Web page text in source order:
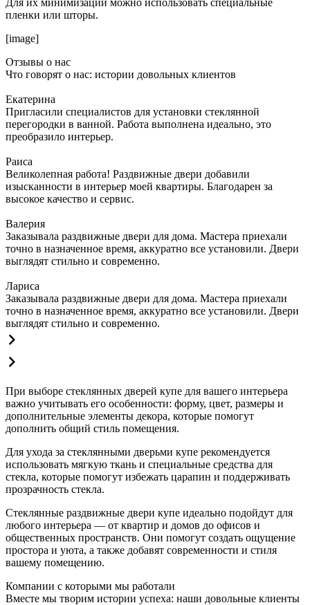
пленки или шторы.
[image]
Отзывы о нас
Что говорят о нас: истории довольных клиентов
Екатерина
Пригласили специалистов для установки стеклянной
перегородки в ванной. Работа выполнена идеально, это
преобразило интерьер.
Раиса
Великолепная работа! Раздвижные двери добавили
изысканности в интерьер моей квартиры. Благодарен за
высокое качество и сервис.
Валерия
Заказывала раздвижные двери для дома. Мастера приехали
точно в назначенное время, аккуратно все установили. Двери
выглядят стильно и современно.
Лариса
Заказывала раздвижные двери для дома. Мастера приехали
точно в назначенное время, аккуратно все установили. Двери
выглядят стильно и современно.
При выборе стеклянных дверей купе для вашего интерьера
важно учитывать его особенности: форму, цвет, размеры и
дополнительные элементы декора, которые помогут
дополнить общий стиль помещения.
Для ухода за стеклянными дверьми купе рекомендуется
использовать мягкую ткань и специальные средства для
стекла, которые помогут избежать царапин и поддерживать
прозрачность стекла.
Стеклянные раздвижные двери купе идеально подойдут для
любого интерьера — от квартир и домов до офисов и
общественных пространств. Они помогут создать ощущение
простора и уюта, а также добавят современности и стиля
вашему помещению.
Компании с которыми мы работали
Вместе мы творим истории успеха: наши довольные клиенты